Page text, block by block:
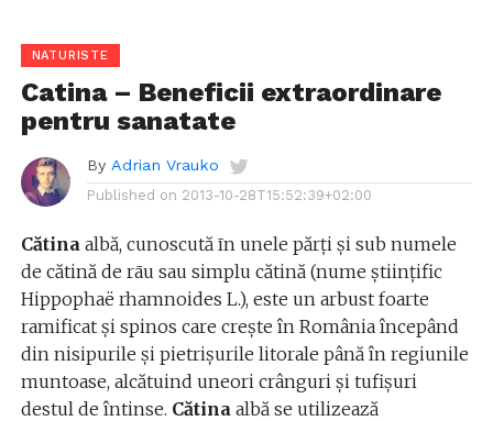
NATURISTE
Catina – Beneficii extraordinare
pentru sanatate
By Adrian Vrauko
Published on 2013-10-28T15:52:39+02:00
Cătinaalbă, cunoscută īn unele părți și sub numele
de cătină de rāu sau simplu cătină (nume științific
Hippophaë rhamnoides L.), este un arbust foarte
ramificat și spinos care crește în România începând
din nisipurile și pietrișurile litorale până în regiunile
muntoase, alcătuind uneori crânguri și tufișuri
destul de întinse. Cătinaalbă se utilizează